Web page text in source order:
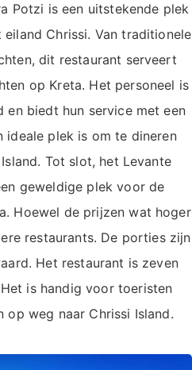
Potzi is een uitstekende plek
Chrissi. Van traditionele
dit restaurant serveert
op Kreta. Het personeel is
en biedt hun service met een
ideale plek is om te dineren
Tot slot, het Levante
geweldige plek voor de
Hoewel de prijzen wat hoger
restaurants. De porties zijn
Het restaurant is zeven
is handig voor toeristen
op weg naar Chrissi Island.